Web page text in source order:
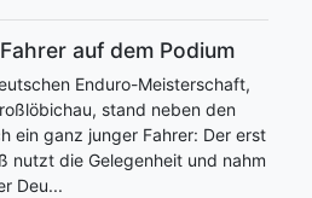
auf dem Podium
Enduro-Meisterschaft,
stand neben den
ein ganz junger Fahrer: Der erst
nutzt die Gelegenheit und nahm
Deu...